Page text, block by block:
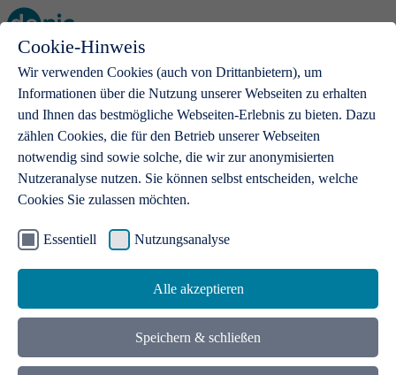
Cookie-Hinweis
Wir verwenden Cookies (auch von Drittanbietern), um
Informationen über die Nutzung unserer Webseiten zu erhalten
und Ihnen das bestmögliche Webseiten-Erlebnis zu bieten. Dazu
zählen Cookies, die für den Betrieb unserer Webseiten
notwendig sind sowie solche, die wir zur anonymisierten
Nutzeranalyse nutzen. Sie können selbst entscheiden, welche
Cookies Sie zulassen möchten.
Essentiell Nutzungsanalyse
Alle akzeptieren
Speichern & schließen
Open main menu
.de-Domains
Mit einer .de-Domain erhalten Ideen eine Bühne